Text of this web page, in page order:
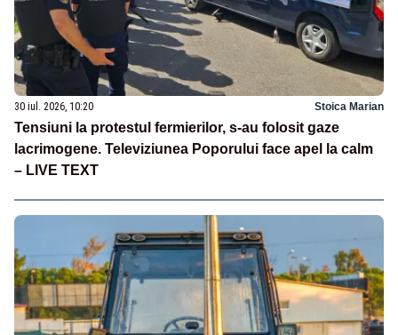
30 iul. 2026, 10:20 Stoica Marian
Tensiuni la protestul fermierilor, s-au folosit gaze
lacrimogene. Televiziunea Poporului face apel la calm
– LIVE TEXT